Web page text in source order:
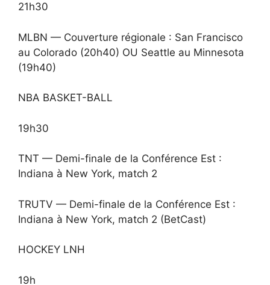
21h30
MLBN — Couverture régionale : San Francisco
au Colorado (20h40) OU Seattle au Minnesota
(19h40)
NBA BASKET-BALL
19h30
TNT — Demi-finale de la Conférence Est :
Indiana à New York, match 2
TRUTV — Demi-finale de la Conférence Est :
Indiana à New York, match 2 (BetCast)
HOCKEY LNH
19h